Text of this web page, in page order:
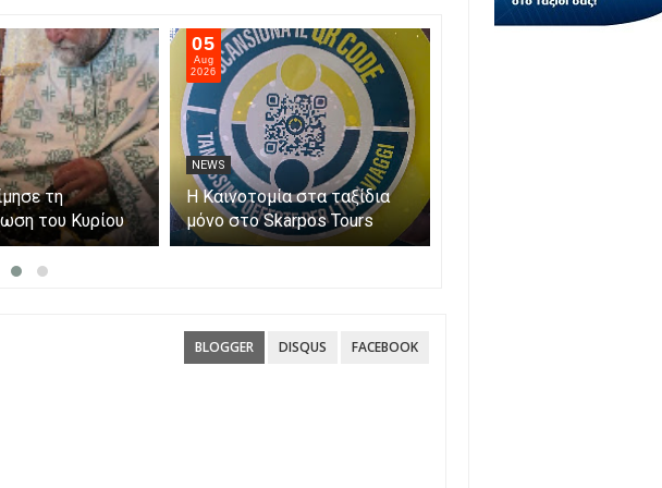
τη
του Κυρίου
05
Aug
2026
NEWS
Η Καινοτομία στα ταξίδια
μόνο στο Skarpos Tours
Parga
BLOGGER DISQUS FACEBOOK